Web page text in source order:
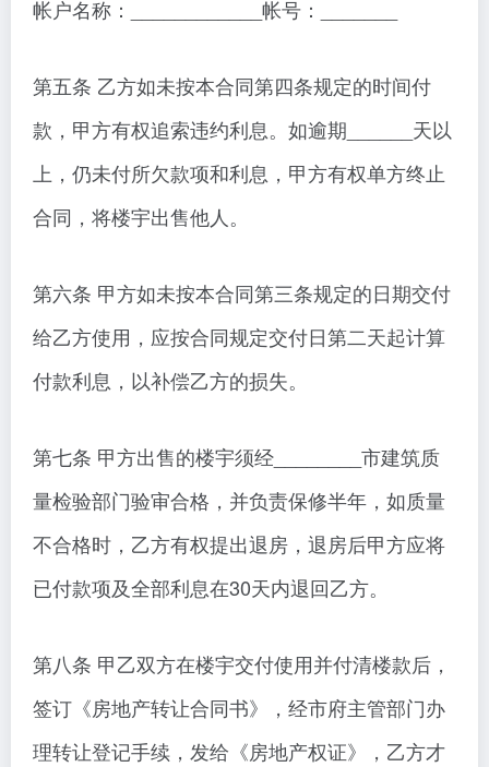
帐户名称：____________帐号：_______
第五条 乙方如未按本合同第四条规定的时间付
款，甲方有权追索违约利息。如逾期______天以
上，仍未付所欠款项和利息，甲方有权单方终止
合同，将楼宇出售他人。
第六条 甲方如未按本合同第三条规定的日期交付
给乙方使用，应按合同规定交付日第二天起计算
付款利息，以补偿乙方的损失。
第七条 甲方出售的楼宇须经________市建筑质
量检验部门验审合格，并负责保修半年，如质量
不合格时，乙方有权提出退房，退房后甲方应将
已付款项及全部利息在30天内退回乙方。
第八条 甲乙双方在楼宇交付使用并付清楼款后，
签订《房地产转让合同书》，经市府主管部门办
理转让登记手续，发给《房地产权证》，乙方才